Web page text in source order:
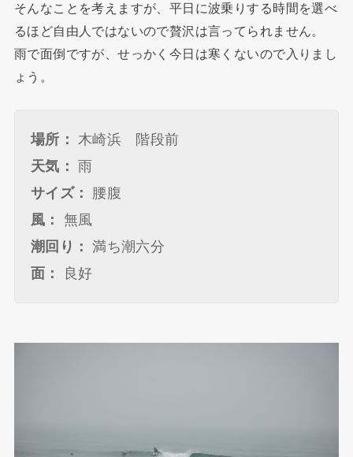
そんなことを考えますが、平日に波乗りする時間を選べ
るほど自由人ではないので贅沢は言ってられません。
雨で面倒ですが、せっかく今日は寒くないので入りまし
ょう。
場所：
木崎浜 階段前
天気： 雨
サイズ：
腰腹
風：
無風
潮回り： 満ち潮六分
面：
良好